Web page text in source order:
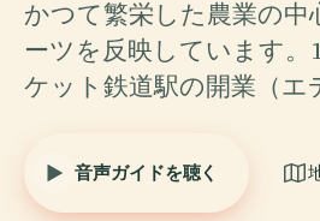
かつて繁栄した農業の
ーツを反映しています。
ケット鉄道駅の開業（エ
音声ガイドを聴く